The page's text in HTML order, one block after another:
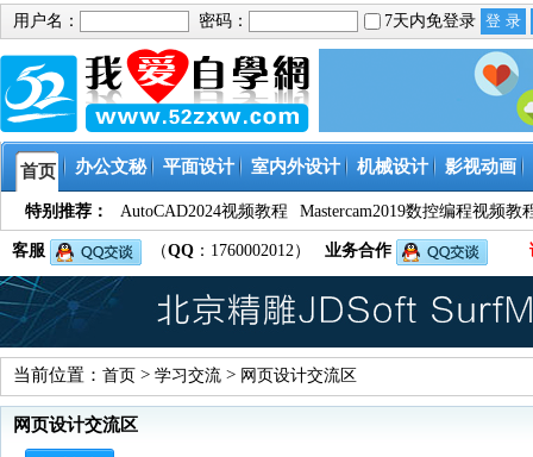
用户名： 密码： 7天内免登录
首页 办公文秘 平面设计 室内外设计 机械设计 影视动画
特别推荐： AutoCAD2024视频教程 Mastercam2019数控编程视频教
客服 （QQ ：1760002012） 业务合作
当前位置： 首页 > 学习交流 > 网页设计交流区
网页设计交流区